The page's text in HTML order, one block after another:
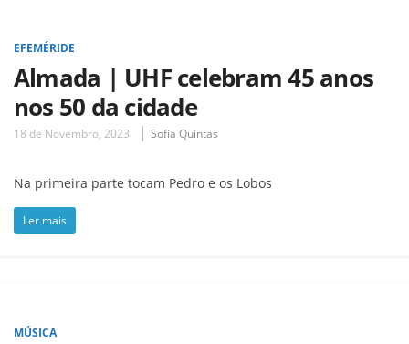
EFEMÉRIDE
Almada | UHF celebram 45 anos
nos 50 da cidade
18 de Novembro, 2023 Sofia Quintas
Na primeira parte tocam Pedro e os Lobos
Ler mais
MÚSICA